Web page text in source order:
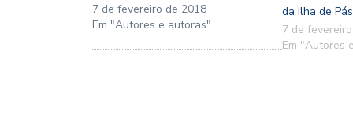
7 de fevereiro de 2018
Em "Autores e autoras"
da Ilha de
7 de
Em "Autores